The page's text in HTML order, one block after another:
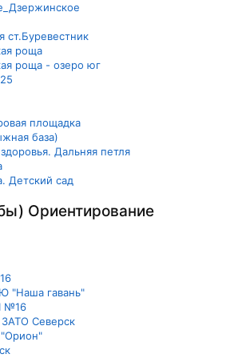
ст.Буревестник
роща
роща - озеро юг
площадка
база)
Дальняя петля
Детский сад
Ориентирование
"Наша гавань"
№16
Северск